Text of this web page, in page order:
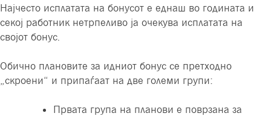
Најчесто исплатата на бонусот е еднаш во годината и
секој работник нетрпеливо ја очекува исплатата на
својот бонус.
Обично плановите за идниот бонус се претходно
„скроени“ и припаѓаат на две големи групи:
Првата група на планови е поврзана за